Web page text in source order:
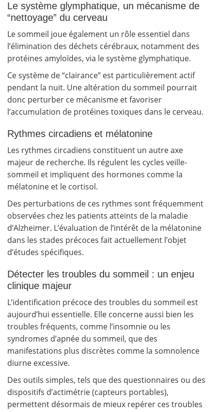
Le système glymphatique, un mécanisme de
“nettoyage” du cerveau
Le sommeil joue également un rôle essentiel dans
l’élimination des déchets cérébraux, notamment des
protéines amyloïdes, via le système glymphatique.
Ce système de “clairance” est particulièrement actif
pendant la nuit. Une altération du sommeil pourrait
donc perturber ce mécanisme et favoriser
l’accumulation de protéines toxiques dans le cerveau.
Rythmes circadiens et mélatonine
Les rythmes circadiens constituent un autre axe
majeur de recherche. Ils régulent les cycles veille-
sommeil et impliquent des hormones comme la
mélatonine et le cortisol.
Des perturbations de ces rythmes sont fréquemment
observées chez les patients atteints de la maladie
d’Alzheimer. L’évaluation de l’intérêt de la mélatonine
dans les stades précoces fait actuellement l’objet
d’études spécifiques.
Détecter les troubles du sommeil : un enjeu
clinique majeur
L’identification précoce des troubles du sommeil est
aujourd’hui essentielle. Elle concerne aussi bien les
troubles fréquents, comme l’insomnie ou les
syndromes d’apnée du sommeil, que des
manifestations plus discrètes comme la somnolence
diurne excessive.
Des outils simples, tels que des questionnaires ou des
dispositifs d’actimétrie (capteurs portables),
permettent désormais de mieux repérer ces troubles